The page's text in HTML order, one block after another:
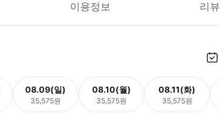
이용정보 리뷰
08.09(일)
35,575원
08.10(월)
35,575원
08.11(화)
35,575원